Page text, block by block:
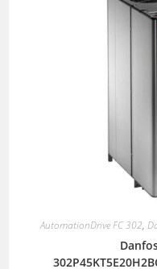
AutomationDrive FC 302,